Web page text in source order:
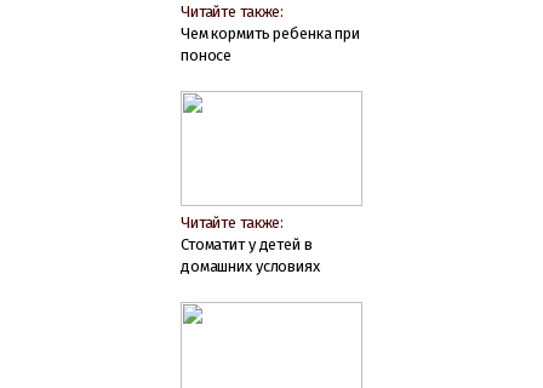
Читайте также:
Чем кормить ребенка при
поносе
Читайте также:
Стоматит у детей в
домашних условиях